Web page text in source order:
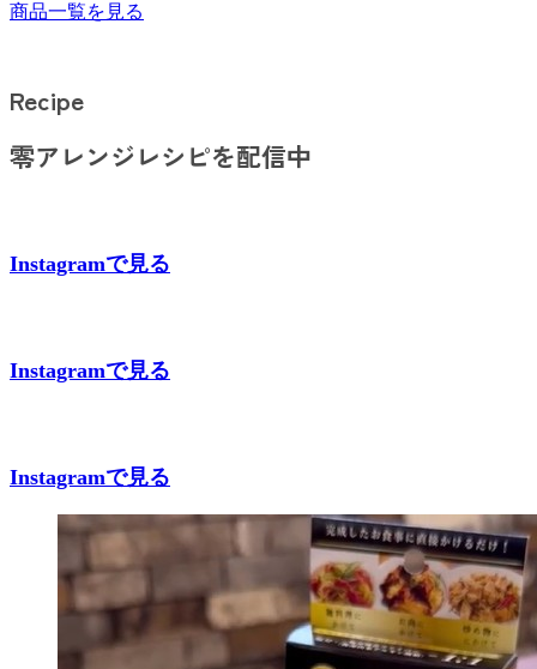
商品一覧を見る
Recipe
零アレンジレシピを配信中
Instagramで見る
Instagramで見る
Instagramで見る